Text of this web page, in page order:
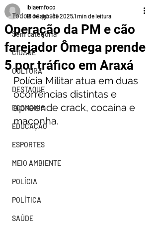
Todos os posts
Sem categoria
CIDADE
CULTURA
DESTAQUE
ECONOMIA
EDUCAÇÃO
ESPORTES
MEIO AMBIENTE
POLÍCIA
POLÍTICA
SAÚDE
Operação da PM e cão
farejador Ômega prende
5 por tráfico em Araxá
ibiaemfoco
18 de ago. de 20251 min de leitura
Polícia Militar atua em duas
ocorrências distintas e
apreende crack, cocaína e
maconha.